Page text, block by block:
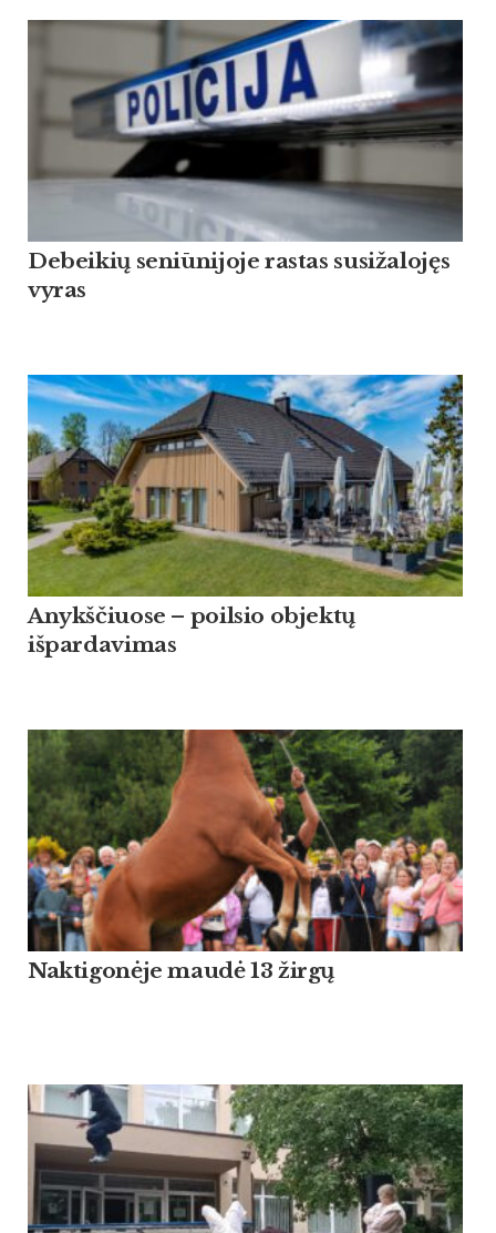
Debeikių seniūnijoje rastas susižalojęs
vyras
Anykščiuose – poilsio objektų
išpardavimas
Naktigonėje maudė 13 žirgų